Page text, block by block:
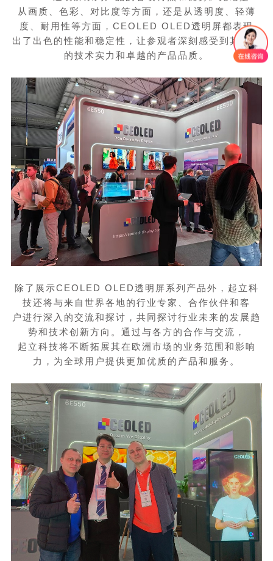
从画质、色彩、对比度等方面，还是从透明度、轻薄
度、耐用性等方面， CEOLED OLED透明屏都表现
出了出色的性能和稳定性，让参观者深刻感受到其领先
的技术实力和卓越的产品品质。
除了展示CEOLED OLED透明屏系列产品外，起立科
技还将与来自世界各地的行业专家、合作伙伴和客
户进行深入的交流和探讨，共同探讨行业未来的发展趋
势和技术创新方向。通过与各方的合作与交流，
起立科技将不断拓展其在欧洲市场的业务范围和影响
力，为全球用户提供更加优质的产品和服务。